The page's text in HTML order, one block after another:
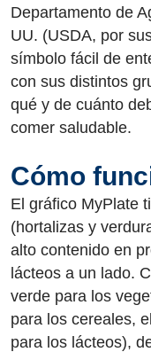
Departamento de
UU. (USDA, por
símbolo fácil de
con sus distintos
qué y de cuánto
comer saludable.
Cómo
El gráfico MyPlate
(hortalizas y
alto contenido en
lácteos a un lado.
verde para los
para los cereales,
para los lácteos),